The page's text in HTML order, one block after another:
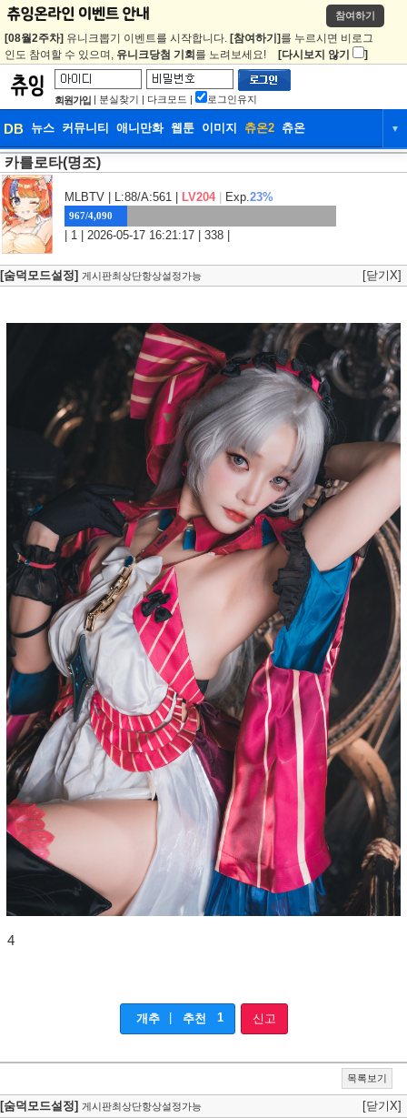
참여하기
[08월2주차] 유니크뽑기 이벤트를 시작합니다. [참여하기] 를 누르시면 비로그
인도 참여할 수 있으며, 유니크당첨 기회 를 노려보세요! [다시보지 않기 ]
회원가입 | 분실찾기 | 다크모드 | 로그인유지
DB 뉴스 커뮤니티 애니만화 웹툰 이미지 츄온2 츄온 ▼
DB
웹툰 이미지 츄온2
카를로타(명조)
MLBTV | L:88/A:561 | LV204 Exp.23%
967/4,090
| 1 | 2026-05-17 16:21:17 | 338 |
[숨덕모드설정] 게시판최상단항상설정가능 [닫기X]
4
개추 | 추천 1 신고
목록보기
[숨덕모드설정] 게시판최상단항상설정가능 [닫기X]